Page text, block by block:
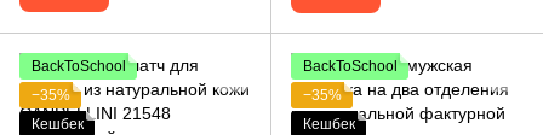
BackToSchool
−35%
Кешбек
BackToSchool
−35%
Кешбек